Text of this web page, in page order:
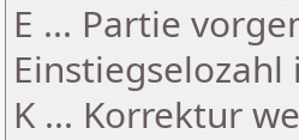
E ... Partie
K ... Korrektur